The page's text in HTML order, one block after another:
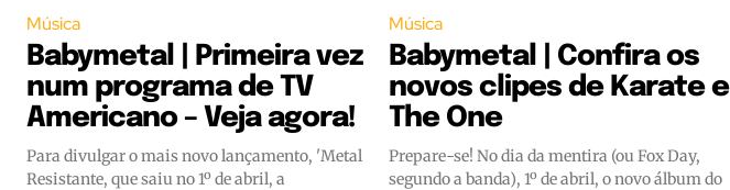
Música
Babymetal | Primeira vez
num programa de TV
Americano – Veja agora!
Para divulgar o mais novo lançamento, 'Metal
Resistante, que saiu no 1º de abril, a
Música
Babymetal | Confira os
novos clipes de Karate e
The One
Prepare-se! No dia da mentira (ou Fox Day,
segundo a banda), 1º de abril, o novo álbum do